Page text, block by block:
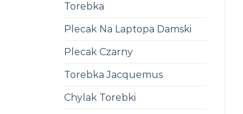
Torebka
Plecak Na Laptopa Damski
Plecak Czarny
Torebka Jacquemus
Chylak Torebki